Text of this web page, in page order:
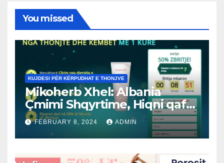
You missed
KUJDESI PËR KËRPUDHAT E THONJVE
Mikoherb Xhel: Albania
Çmimi Shqyrtime, Hiqni qafe
mykun! Rendit
FEBRUARY 8, 2024 ADMIN